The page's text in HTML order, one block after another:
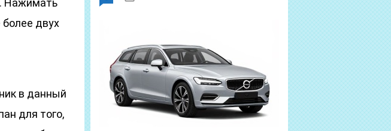
Нажимать
двух
в данный
для того,